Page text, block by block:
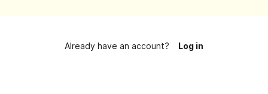
Already have an account? Log in